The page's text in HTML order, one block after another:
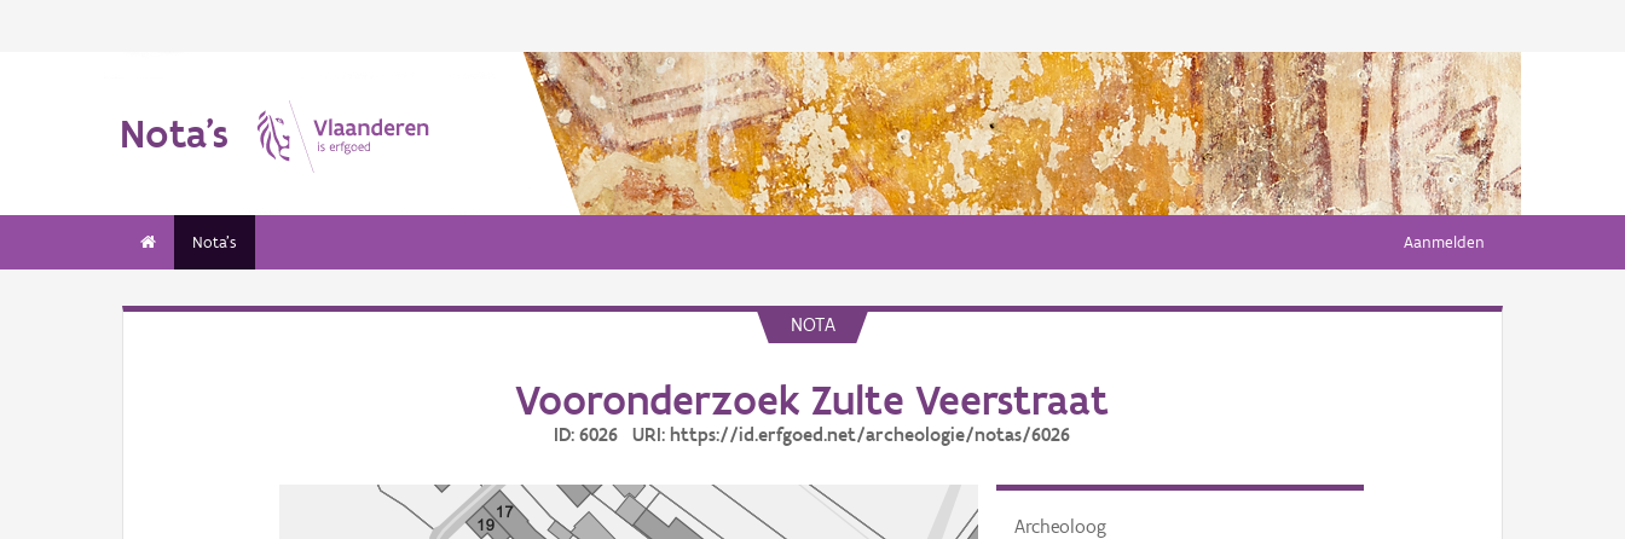
Nota's
Nota's Aanmelden
NOTA
Vooronderzoek Zulte Veerstraat
ID: 6026 URI: https://id.erfgoed.net/archeologie/notas/6026
Archeoloog